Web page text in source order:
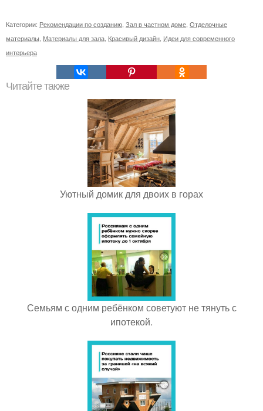
Категории: Рекомендации по созданию Зал в частном доме Отделочные
материалы Материалы для зала Красивый дизайн Идеи для современного
интерьера
Читайте также
Уютный домик для двоих в горах
Семьям с одним ребёнком советуют не тянуть с
ипотекой.